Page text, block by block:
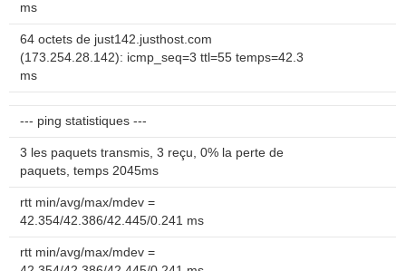
ms
64 octets de just142.justhost.com
(173.254.28.142): icmp_seq=3 ttl=55 temps=42.3
ms
--- ping statistiques ---
3 les paquets transmis, 3 reçu, 0% la perte de
paquets, temps 2045ms
rtt min/avg/max/mdev =
42.354/42.386/42.445/0.241 ms
rtt min/avg/max/mdev =